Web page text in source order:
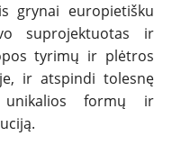
grynai europietišku
suprojektuotas ir
tyrimų ir plėtros
ir atspindi tolesnę
unikalios formų ir